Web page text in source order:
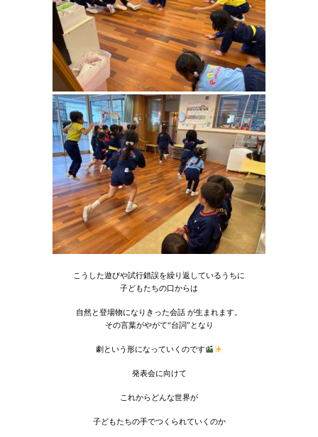
こうした遊びや試行錯誤を繰り返しているうちに
子どもたちの口からは
自然と登場物になりきった会話 が生まれます。
その言葉がやがて“台詞”となり
劇という形になっていくのです
発表会に向けて
これからどんな世界が
子どもたちの手でつくられていくのか